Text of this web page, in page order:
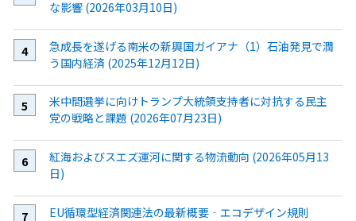
な影響 (2026年03月10日)
急成長を遂げる南米の新興国ガイアナ（1）石油発見で潤
う国内経済 (2025年12月12日)
米中間選挙に向けトランプ大統領支持者に対抗する民主
党の戦略と課題 (2026年07月23日)
紅海およびスエズ運河に関する物流動向 (2026年05月13
日)
EU循環型経済関連法の最新概要‐エコデザイン規則